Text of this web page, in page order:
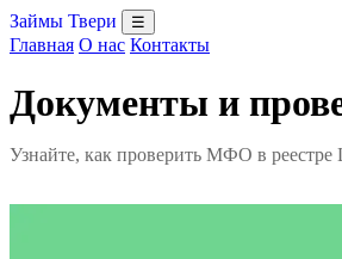
Займы Твери ☰
Главная О нас Контакты
Документы и
Узнайте, как проверить МФО в